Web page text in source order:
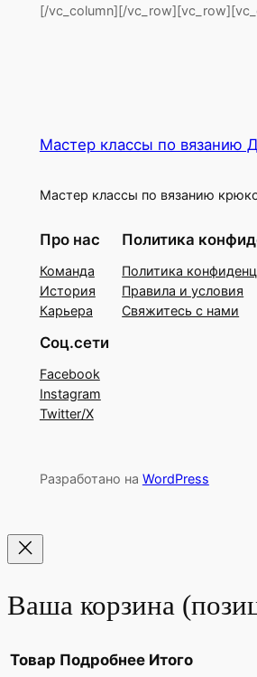
[/vc_column][/
Мастер классы по вязанию
Мастер классы по вязанию
Про нас
Команда
История
Карьера
Политика
Политика
Правила и условия
Свяжитесь с нами
Соц.сети
Facebook
Instagram
Twitter/X
Разработано на WordPress
Ваша корзина
Товар Подробнее Итого